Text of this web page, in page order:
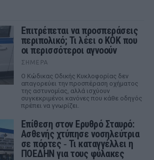
Επιτρέπεται να προσπεράσεις
περιπολικό; Τι λέει ο ΚΟΚ που
οι περισσότεροι αγνοούν
ΣΉΜΕΡΑ
Ο Κώδικας Οδικής Κυκλοφορίας δεν
απαγορεύει την προσπέραση οχήματος
της αστυνομίας, αλλά ισχύουν
συγκεκριμένοι κανόνες που κάθε οδηγός
πρέπει να γνωρίζει.
Επίθεση στον Ερυθρό Σταυρό:
Ασθενής χτύπησε νοσηλεύτρια
σε πόρτες ‑ Τι καταγγέλλει η
ΠΟΕΔΗΝ για τους φύλακες